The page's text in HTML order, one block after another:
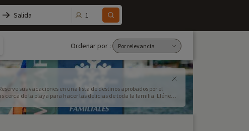
Salida 1
Ordenar por :
sus vacaciones en una lista de destinos aprobados por el
cerca de la playa para hacer las delicias de toda la familia. Llénese
vacaciones en familia con FamilyTrip para una felicidad pura